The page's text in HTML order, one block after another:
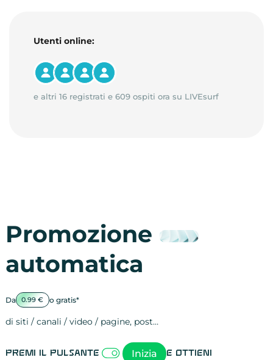
Utenti online:
e altri 16 registrati e 609 ospiti ora su LIVEsurf
Promozione
automatica
Da 0.99 € o gratis*
di siti / canali / video / pagine, post…
Premi il pulsante Inizia e ottieni